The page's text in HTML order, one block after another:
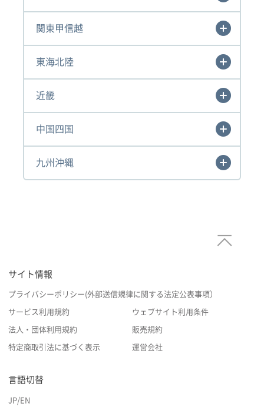
関東甲信越
東海北陸
近畿
中国四国
九州沖縄
サイト情報
プライバシーポリシー(外部送信規律に関する法定公表事項）
サービス利用規約 ウェブサイト利用条件
法人・団体利用規約 販売規約
特定商取引法に基づく表示 運営会社
言語切替
JP/EN